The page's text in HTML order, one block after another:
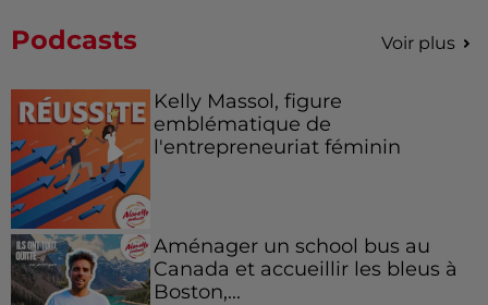
Podcasts Voir plus
Kelly Massol, figure
emblématique de
l'entrepreneuriat féminin
Aménager un school bus au
Canada et accueillir les bleus à
Boston,...